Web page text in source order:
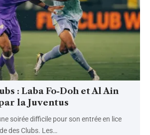
: Laba Fo-Doh et Al Ain
la Juventus
soirée difficile pour son entrée en lice
des Clubs. Les…